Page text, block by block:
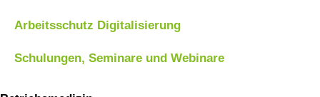
Arbeitsschutz Digitalisierung
Schulungen, Seminare und Webinare